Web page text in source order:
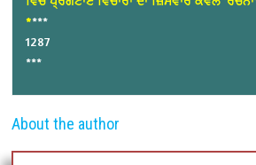
****
1287
***
About the author